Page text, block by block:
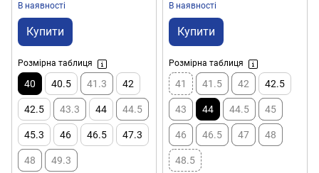
В наявності
Купити
Розмірна таблиця
40 40.5 41.3 42
42.5 43.3 44 44.5
45.3 46 46.5 47.3
48 49.3
В наявності
Купити
Розмірна таблиця
41 41.5 42 42.5
43 44 44.5 45
46 46.5 47 48
48.5